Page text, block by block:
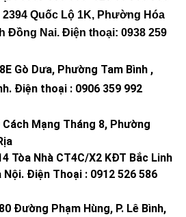
Quốc Lộ 1K, Phường Hóa
Đồng Nai. Điện thoại: 0938 259
Gò Dưa, Phường Tam Bình ,
. Điện thoại : 0906 359 992
Cách Mạng Tháng 8, Phường
Tòa Nhà CT4C/X2 KĐT Bắc Linh
Nội. Điện Thoại : 0912 526 586
Đường Phạm Hùng, P. Lê Bình,